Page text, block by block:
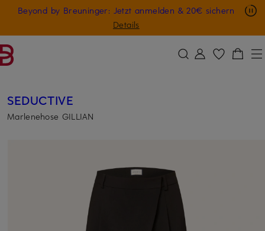
ZUM HAUPTINHALT ÜBERSPRINGEN
Beyond by Breuninger: Jetzt anmelden & 20€ sichern
Details
Nur in der App: -10 € auf digitale Geschenkkarten
GESCHENK20
SEDUCTIVE
Marlenehose GILLIAN